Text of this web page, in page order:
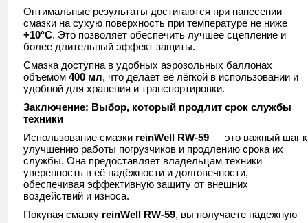
Оптимальные результаты достигаются при нанесении
смазки на сухую поверхность при температуре не ниже
+10°C. Это позволяет обеспечить лучшее сцепление и
более длительный эффект защиты.
Смазка доступна в удобных аэрозольных баллонах
объёмом 400 мл, что делает её лёгкой в использовании и
удобной для хранения и транспортировки.
Заключение: Выбор, который продлит срок службы
техники
Использование смазки reinWell RW-59 — это важный шаг к
улучшению работы погрузчиков и продлению срока их
службы. Она предоставляет владельцам техники
уверенность в её надёжности и долговечности,
обеспечивая эффективную защиту от внешних
воздействий и износа.
Покупая смазку reinWell RW-59, вы получаете надежную